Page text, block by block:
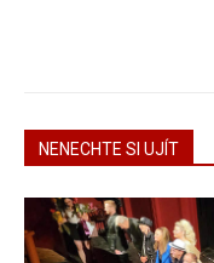
NENECHTE SI UJÍT